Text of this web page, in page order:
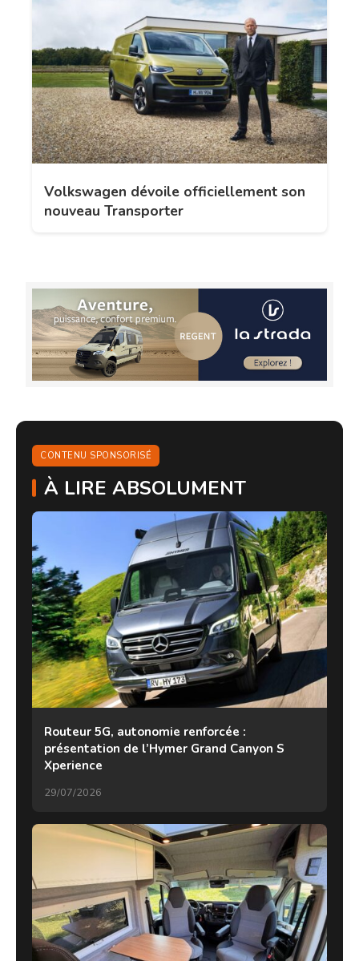
Volkswagen dévoile officiellement son
nouveau Transporter
CONTENU SPONSORISÉ
À LIRE ABSOLUMENT
Routeur 5G, autonomie renforcée :
présentation de l’Hymer Grand Canyon S
Xperience
29/07/2026